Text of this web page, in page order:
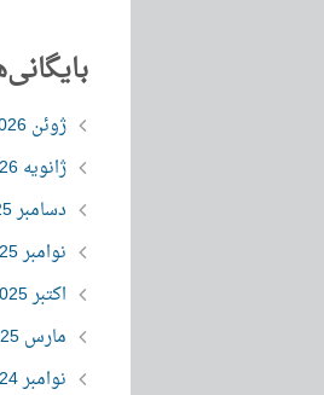
ژوئن 2026
ژانویه 2026
دسامبر 2025
نوامبر 2025
اکتبر 2025
مارس 2025
نوامبر 2024